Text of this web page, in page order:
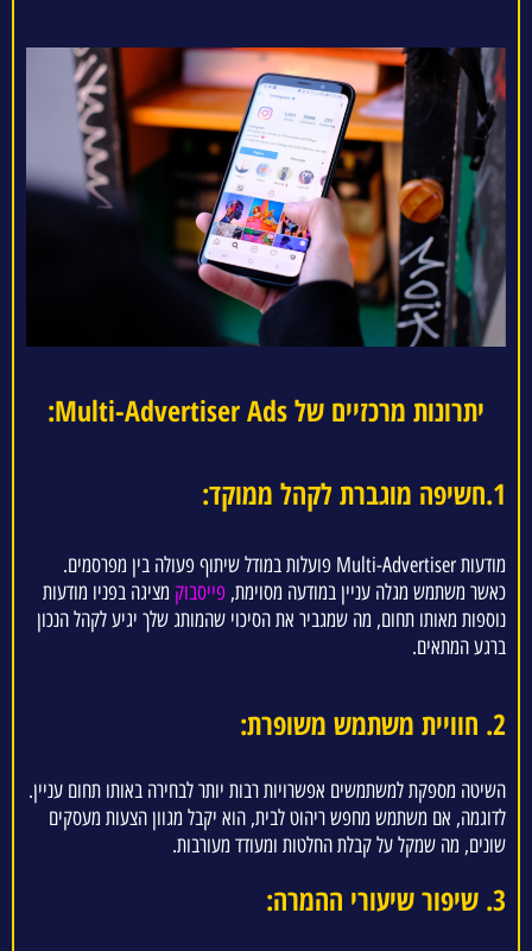
יתרונות מרכזיים של Multi-Advertiser Ads:
1.חשיפה מוגברת לקהל ממוקד:
מודעות Multi-Advertiser פועלות במודל שיתוף פעולה בין מפרסמים.
כאשר משתמש מגלה עניין במודעה מסוימת, פייסבוק מציגה בפניו מודעות
נוספות מאותו תחום, מה שמגביר את הסיכוי שהמותג שלך יגיע לקהל הנכון
ברגע המתאים.
2. חוויית משתמש משופרת:
השיטה מספקת למשתמשים אפשרויות רבות יותר לבחירה באותו תחום עניין.
לדוגמה, אם משתמש מחפש ריהוט לבית, הוא יקבל מגוון הצעות מעסקים
שונים, מה שמקל על קבלת החלטות ומעודד מעורבות.
3. שיפור שיעורי ההמרה: